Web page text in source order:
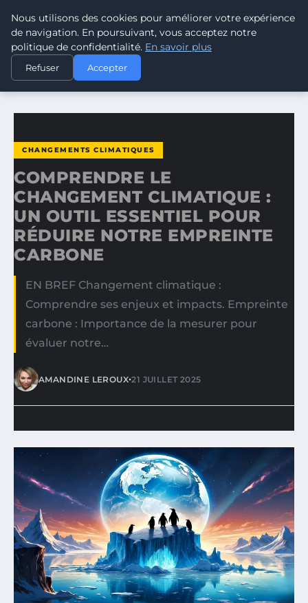
CLIMATE GUARDIAN
ACCUEIL
CHANGEMENTS CLIMATIQUES
COMPRENDRE LE CHANGEMENT CLIMATIQUE : UN OUTIL…
CHANGEMENTS CLIMATIQUES
COMPRENDRE LE
CHANGEMENT CLIMATIQUE :
UN OUTIL ESSENTIEL POUR
RÉDUIRE NOTRE EMPREINTE
CARBONE
EN BREF Changement climatique :
Comprendre ses enjeux et impacts. Empreinte
carbone : Importance de la mesurer pour
évaluer notre…
AMANDINE LEROUX•21 JUILLET 2025
Nous utilisons des cookies pour améliorer votre expérience
de navigation. En poursuivant, vous acceptez notre
politique de confidentialité. En savoir plus
Refuser Accepter